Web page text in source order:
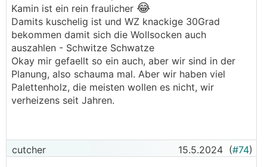
Kamin ist ein rein fraulicher 😂
Damits kuschelig ist und WZ knackige 30Grad
bekommen damit sich die Wollsocken auch
auszahlen - Schwitze Schwatze
Okay mir gefaellt so ein auch, aber wir sind in der
Planung, also schauma mal. Aber wir haben viel
Palettenholz, die meisten wollen es nicht, wir
verheizens seit Jahren.
cutcher 15.5.2024 (#74)